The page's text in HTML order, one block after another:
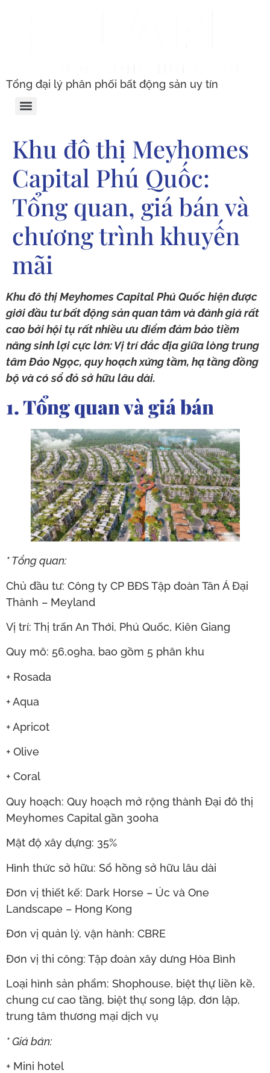
Tổng đại lý phân phối bất động sản uy tín
Khu đô thị Meyhomes
Capital Phú Quốc:
Tổng quan, giá bán và
chương trình khuyến
mãi
Khu đô thị Meyhomes Capital Phú Quốc hiện được
giới đầu tư bất động sản quan tâm và đánh giá rất
cao bởi hội tụ rất nhiều ưu điểm đảm bảo tiềm
năng sinh lợi cực lớn: Vị trí đắc địa giữa lòng trung
tâm Đảo Ngọc, quy hoạch xứng tầm, hạ tầng đồng
bộ và có sổ đỏ sở hữu lâu dài.
1. Tổng quan và giá bán
* Tổng quan:
Chủ đầu tư: Công ty CP BĐS Tập đoàn Tân Á Đại
Thành – Meyland
Vị trí: Thị trấn An Thới, Phú Quốc, Kiên Giang
Quy mô: 56,09ha, bao gồm 5 phân khu
+ Rosada
+ Aqua
+ Apricot
+ Olive
+ Coral
Quy hoạch: Quy hoạch mở rộng thành Đại đô thị
Meyhomes Capital gần 300ha
Mật độ xây dựng: 35%
Hình thức sở hữu: Sổ hồng sở hữu lâu dài
Đơn vị thiết kế: Dark Horse – Úc và One
Landscape – Hong Kong
Đơn vị quản lý, vận hành: CBRE
Đơn vị thi công: Tập đoàn xây dưng Hòa Bình
Loại hình sản phẩm: Shophouse, biệt thự liền kề,
chung cư cao tầng, biệt thự song lập, đơn lập,
trung tâm thương mại dịch vụ
* Giá bán:
+ Mini hotel